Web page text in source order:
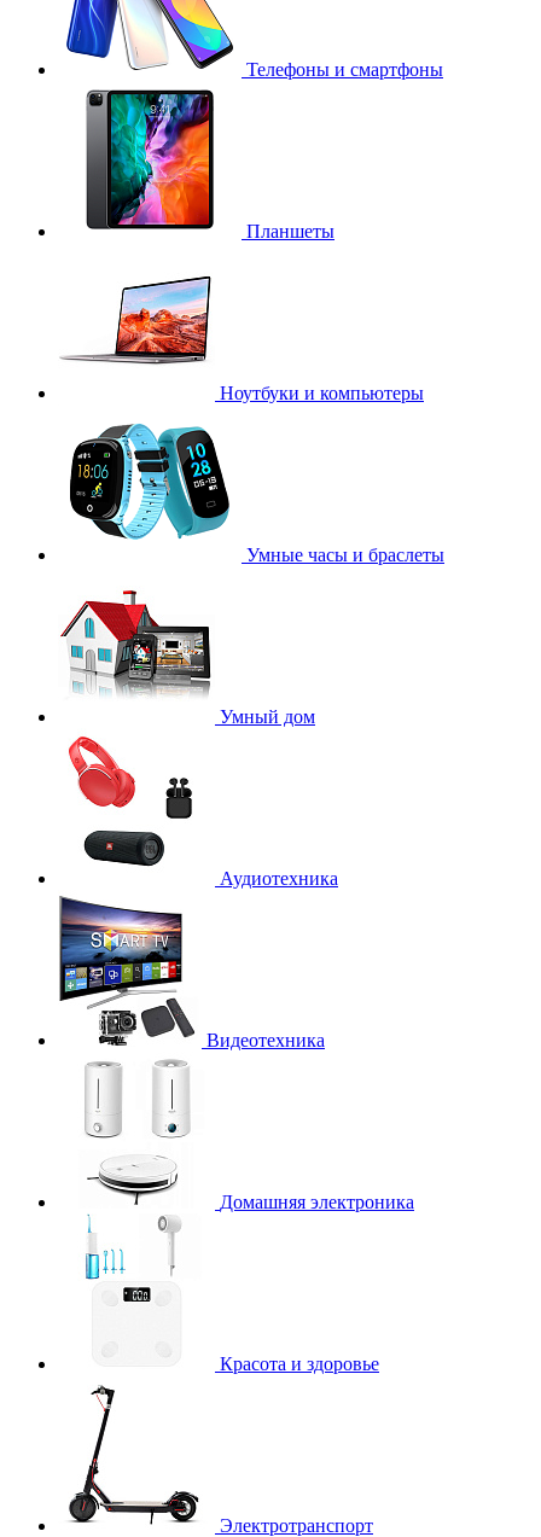
Телефоны и смартфоны
Планшеты
Ноутбуки и компьютеры
Умные часы и браслеты
Умный дом
Аудиотехника
Видеотехника
Домашняя электроника
Красота и здоровье
Электротранспорт